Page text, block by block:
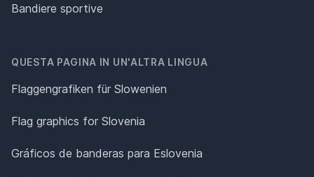
Bandiere sportive
QUESTA PAGINA IN UN'ALTRA LINGUA
Flaggengrafiken für Slowenien
Flag graphics for Slovenia
Gráficos de banderas para Eslovenia